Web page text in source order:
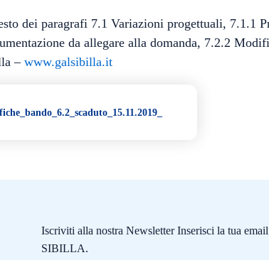
dei paragrafi 7.1 Variazioni progettuali, 7.1.1
da allegare alla domanda, 7.2.2
–www.galsibilla.it
Iscriviti alla nostra Newsletter Inserisci la tua
SIBILLA.